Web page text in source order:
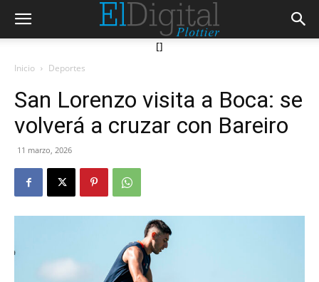
[]
Inicio Deportes
San Lorenzo visita a Boca: se
volverá a cruzar con Bareiro
11 marzo, 2026